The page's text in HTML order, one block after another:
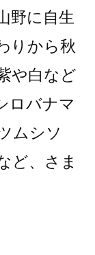
野に自生
りから秋
や白など
ロバナマ
ムシソ
ど、さま